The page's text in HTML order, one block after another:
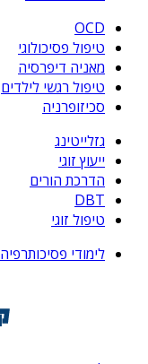
OCD
טיפול פסיכולוגי
מאניה דיפרסיה
טיפול רגשי לילדים
סכיזופרניה
גזלייטינג
ייעוץ זוגי
הדרכת הורים
DBT
טיפול זוגי
לימודי פסיכותרפיה